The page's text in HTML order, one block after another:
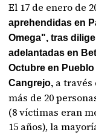
El 17 de enero de
aprehendidas en
Omega", tras
adelantadas en
Octubre en
Cangrejo, a través
más de 20
(8 víctimas eran
15 años), la